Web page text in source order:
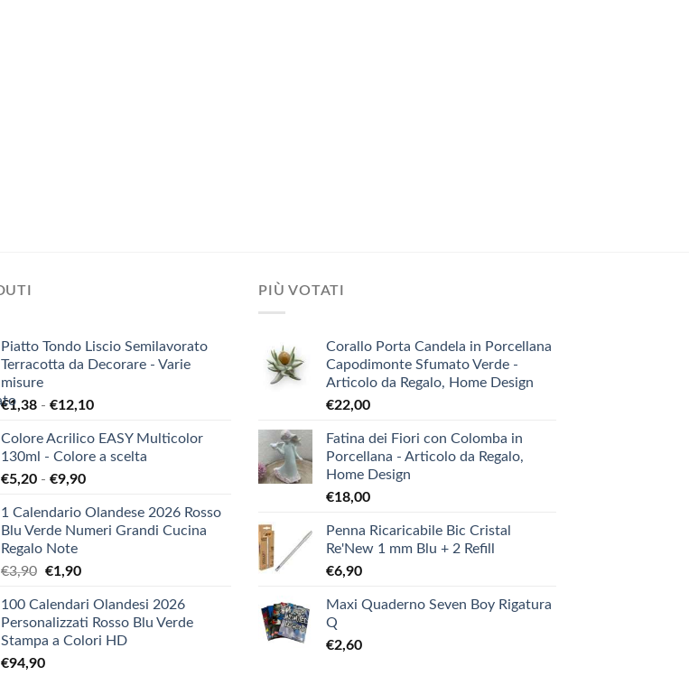
Piatto Tondo Liscio Semilavorato
Terracotta da Decorare - Varie
misure
€1,38 - €12,10Fascia
prezzo:
da
€12,10
Colore Acrilico EASY Multicolor
130ml - Colore a scelta
€5,20 - €9,90Fascia
prezzo:
da
1 Calendario Olandese 2026 Rosso
Blu Verde Numeri Grandi Cucina
Regalo Note
€3,90 Il
originale
era:
€3,90.
€1,90Il
attuale
è:
€1,90.
100 Calendari Olandesi 2026
Personalizzati Rosso Blu Verde
Stampa a Colori HD
€94,90
PIÙ VOTATI
Corallo Porta Candela in Porcellana
Capodimonte Sfumato Verde -
Articolo da Regalo, Home Design
€22,00
Fatina dei Fiori con Colomba in
Porcellana - Articolo da Regalo,
Home Design
€18,00
Penna Ricaricabile Bic Cristal
Re'New 1 mm Blu + 2 Refill
€6,90
Maxi Quaderno Seven Boy Rigatura
Q
€2,60